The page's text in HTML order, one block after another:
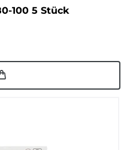
100 5 Stück